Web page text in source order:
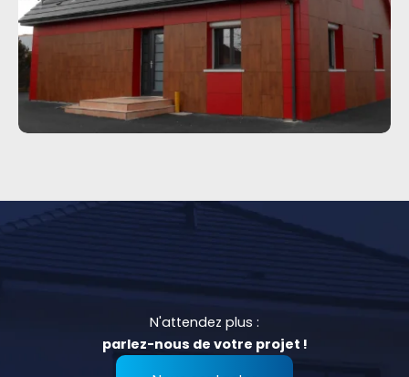
N'attendez plus :
parlez-nous de votre projet !